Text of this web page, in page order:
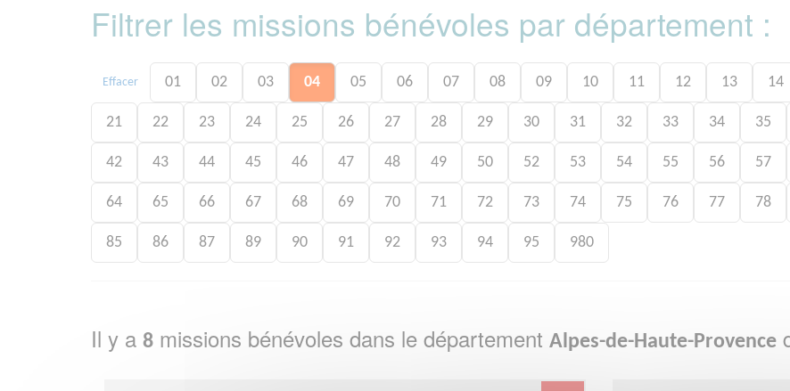
Filtrer les missions bénévoles par département :
Effacer 01 02 03 04 05 06 07 08 09 10 11 12 13 14
21 22 23 24 25 26 27 28 29 30 31 32 33 34 35
42 43 44 45 46 47 48 49 50 52 53 54 55 56 57
64 65 66 67 68 69 70 71 72 73 74 75 76 77 78
85 86 87 89 90 91 92 93 94 95 980
Il y a 8 missions bénévoles dans le département Alpes-de-Haute-Provence